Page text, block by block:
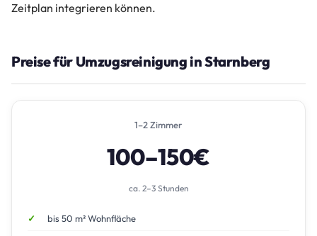
Zeitplan integrieren können.
Preise für Umzugsreinigung in Starnberg
1–2 Zimmer
100–150€
ca. 2–3 Stunden
bis 50 m² Wohnfläche